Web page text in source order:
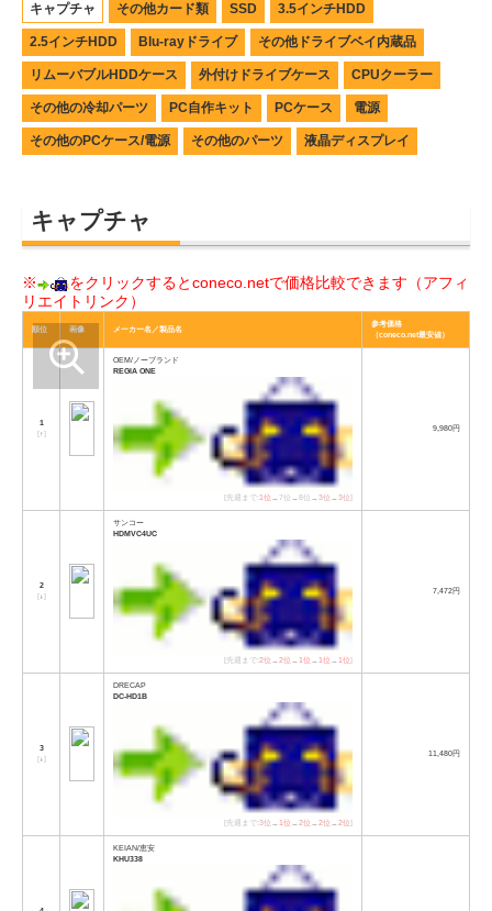
キャプチャ その他カード類 SSD 3.5インチHDD
2.5インチHDD Blu-rayドライブ その他ドライブベイ内蔵品
リムーバブルHDDケース 外付けドライブケース CPUクーラー
その他の冷却パーツ PC自作キット PCケース 電源
その他のPCケース/電源 その他のパーツ 液晶ディスプレイ
キャプチャ
※
をクリックするとconeco.netで価格比較できます（アフィ
リエイトリンク）
順位 画像 メーカー名／製品名
参考価格
（coneco.net最安値）
1
[↑]
OEM/ノーブランド
REGIA ONE
[先週まで:1位 →7位→8位→3位 →3位]
9,980円
2
[↓]
サンコー
HDMVC4UC
[先週まで:2位 →2位 →1位 →1位 →1位]
7,472円
3
[↓]
DRECAP
DC-HD1B
[先週まで:3位 →1位 →2位 →2位 →2位]
11,480円
KEIAN/恵安
KHU338